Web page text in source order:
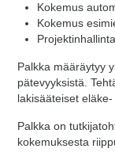
Kokemus
Kokemus
Palkka määräytyy
pätevyyksistä.
lakisääteiset
Palkka on
kokemuksesta